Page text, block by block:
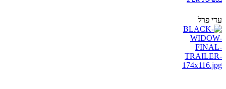
עדי פרל